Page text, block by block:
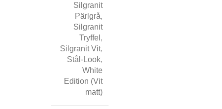
Silgranit
Pärlgrå,
Silgranit
Tryffel ,
Silgranit Vit,
Stål-Look,
White
Edition (Vit
matt)